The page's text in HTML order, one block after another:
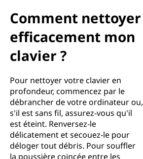
Comment nettoyer
efficacement mon
clavier ?
Pour nettoyer votre clavier en
profondeur, commencez par le
débrancher de votre ordinateur ou,
s'il est sans fil, assurez-vous qu'il
est éteint. Renversez-le
délicatement et secouez-le pour
déloger tout débris. Pour souffler
la poussière coincée entre les